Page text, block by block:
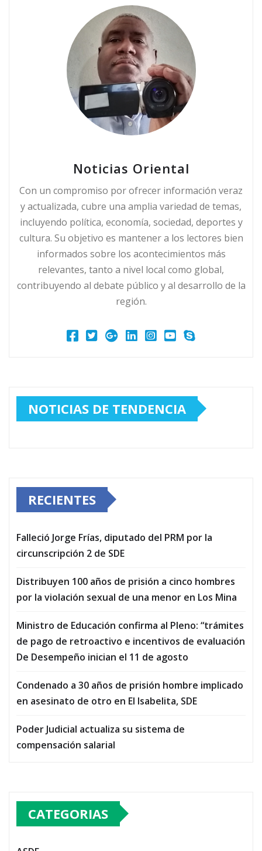
Noticias Oriental
Con un compromiso por ofrecer información veraz
y actualizada, cubre una amplia variedad de temas,
incluyendo política, economía, sociedad, deportes y
cultura. Su objetivo es mantener a los lectores bien
informados sobre los acontecimientos más
relevantes, tanto a nivel local como global,
contribuyendo al debate público y al desarrollo de la
región.
NOTICIAS DE TENDENCIA
RECIENTES
Falleció Jorge Frías, diputado del PRM por la
circunscripción 2 de SDE
Distribuyen 100 años de prisión a cinco hombres
por la violación sexual de una menor en Los Mina
Ministro de Educación confirma al Pleno: “trámites
de pago de retroactivo e incentivos de evaluación
De Desempeño inician el 11 de agosto
Condenado a 30 años de prisión hombre implicado
en asesinato de otro en El Isabelita, SDE
Poder Judicial actualiza su sistema de
compensación salarial
CATEGORIAS